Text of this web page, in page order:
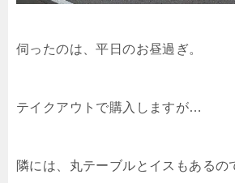
伺ったのは、平日のお昼過ぎ。
テイクアウトで購入しますが…
隣には、丸テーブルとイスもあるの